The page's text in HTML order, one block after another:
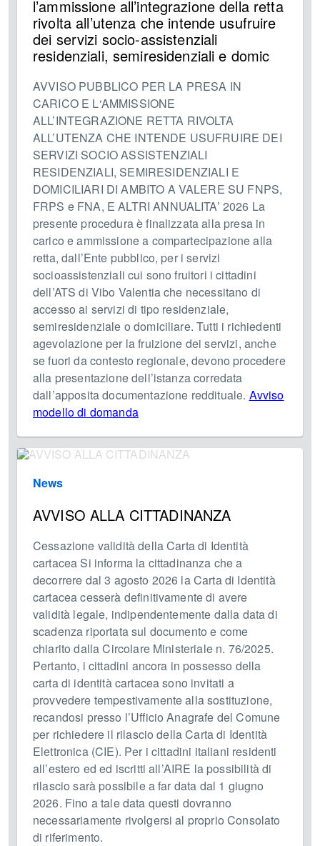
l’ammissione all’integrazione della retta
rivolta all’utenza che intende usufruire
dei servizi socio-assistenziali
residenziali, semiresidenziali e domic
AVVISO PUBBLICO PER LA PRESA IN
CARICO E L‘AMMISSIONE
ALL’INTEGRAZIONE RETTA RIVOLTA
ALL’UTENZA CHE INTENDE USUFRUIRE DEI
SERVIZI SOCIO ASSISTENZIALI
RESIDENZIALI, SEMIRESIDENZIALI E
DOMICILIARI DI AMBITO A VALERE SU FNPS,
FRPS e FNA, E ALTRI ANNUALITA’ 2026 La
presente procedura è finalizzata alla presa in
carico e ammissione a compartecipazione alla
retta, dall’Ente pubblico, per i servizi
socioassistenziali cui sono fruitori i cittadini
dell’ATS di Vibo Valentia che necessitano di
accesso ai servizi di tipo residenziale,
semiresidenziale o domiciliare. Tutti i richiedenti
agevolazione per la fruizione dei servizi, anche
se fuori da contesto regionale, devono procedere
alla presentazione dell’istanza corredata
dall’apposita documentazione reddituale. Avviso
modello di domanda
News
AVVISO ALLA CITTADINANZA
Cessazione validità della Carta di Identità
cartacea Si informa la cittadinanza che a
decorrere dal 3 agosto 2026 la Carta di Identità
cartacea cesserà definitivamente di avere
validità legale, indipendentemente dalla data di
scadenza riportata sul documento e come
chiarito dalla Circolare Ministeriale n. 76/2025.
Pertanto, i cittadini ancora in possesso della
carta di identità cartacea sono invitati a
provvedere tempestivamente alla sostituzione,
recandosi presso l’Ufficio Anagrafe del Comune
per richiedere il rilascio della Carta di Identità
Elettronica (CIE). Per i cittadini italiani residenti
all’estero ed ed iscritti all’AIRE la possibilità di
rilascio sarà possibile a far data dal 1 giugno
2026. Fino a tale data questi dovranno
necessariamente rivolgersi al proprio Consolato
di riferimento.